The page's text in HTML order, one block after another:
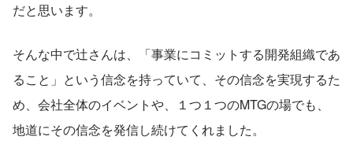
だと思います。
そんな中で辻さんは、「事業にコミットする開発組織であ
ること」という信念を持っていて、その信念を実現するた
め、会社全体のイベントや、１つ１つのMTGの場でも、
地道にその信念を発信し続けてくれました。